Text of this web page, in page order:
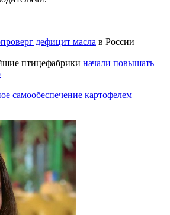
дефицит масла в России
птицефабрики начали повышать
самообеспечение картофелем